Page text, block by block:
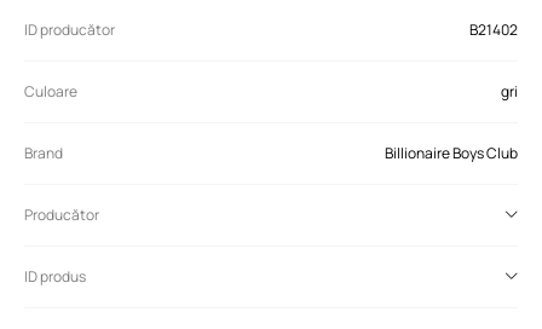
ID producător B21402
Culoare gri
Brand Billionaire Boys Club
Producător
ID produs